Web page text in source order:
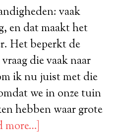
vaak
en dat maakt het
Het beperkt de
die vaak naar
ik nu juist met die
we in onze tuin
hebben waar grote
more…]